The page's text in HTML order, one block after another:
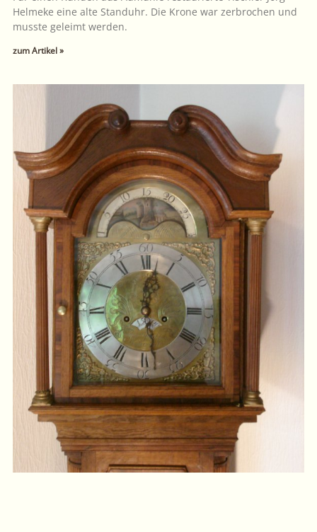
Helmeke eine alte Standuhr. Die Krone war zerbrochen und
musste geleimt werden.
zum Artikel »